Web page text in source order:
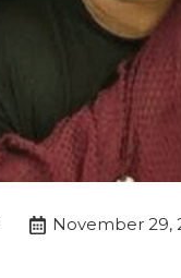
November 29,